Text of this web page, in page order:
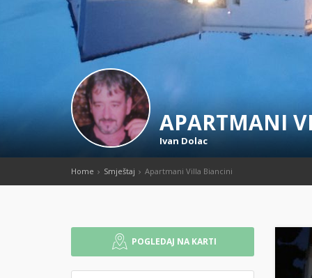
APARTMANI
Ivan Dolac
Home Smještaj Apartmani Villa Biancini
POGLEDAJ NA KARTI